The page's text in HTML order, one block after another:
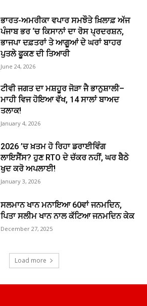
ਭਾਰਤ-ਅਮਰੀਕਾ ਵਪਾਰ ਸਮਝੌਤੇ ਖ਼ਿਲਾਫ਼ ਅੱਜ
ਪੰਜਾਬ ਭਰ ‘ਚ ਕਿਸਾਨਾਂ ਦਾ ਰੋਸ ਪ੍ਰਦਰਸ਼ਨ,
ਭਾਜਪਾ ਦਫ਼ਤਰਾਂ ਤੇ ਆਗੂਆਂ ਦੇ ਘਰਾਂ ਬਾਹਰ
ਪੁਤਲੇ ਫੂਕਣ ਦੀ ਤਿਆਰੀ
June 24, 2026
ਟੀਵੀ ਜਗਤ ਦਾ ਮਸ਼ਹੂਰ ਜੋੜਾ ਜੈ ਭਾਨੁਸ਼ਾਲੀ–
ਮਾਹੀ ਵਿਜ ਹੋਇਆ ਵੱਖ, 14 ਸਾਲਾਂ ਬਾਅਦ
ਤਲਾਕ!
January 4, 2026
2026 ’ਚ ਖ਼ਤਮ ਹੋ ਰਿਹਾ ਡਰਾਈਵਿੰਗ
ਲਾਇਸੈਂਸ? ਹੁਣ RTO ਦੇ ਚੱਕਰ ਨਹੀਂ, ਘਰ ਬੈਠੇ
ਖੁਦ ਕਰੋ ਅਪਲਾਈ!
January 3, 2026
ਸਲਮਾਨ ਖਾਨ ਮਨਾਇਆ 60ਵਾਂ ਜਨਮਦਿਨ,
ਪਿਤਾ ਸਲੀਮ ਖਾਨ ਨਾਲ ਕੱਟਿਆ ਜਨਮਦਿਨ ਕੇਕ
December 27, 2025
Load more